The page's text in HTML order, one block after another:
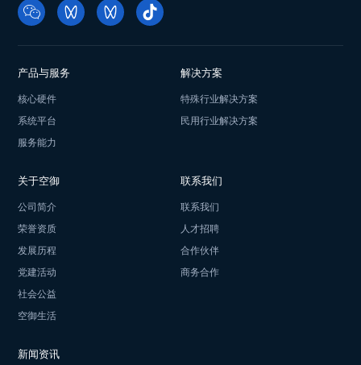
产品与服务
核心硬件
系统平台
服务能力
解决方案
特殊行业解决方案
民用行业解决方案
新闻资讯
联系我们
联系我们
人才招聘
合作伙伴
商务合作
关于空御
公司简介
荣誉资质
发展历程
党建活动
社会公益
空御生活